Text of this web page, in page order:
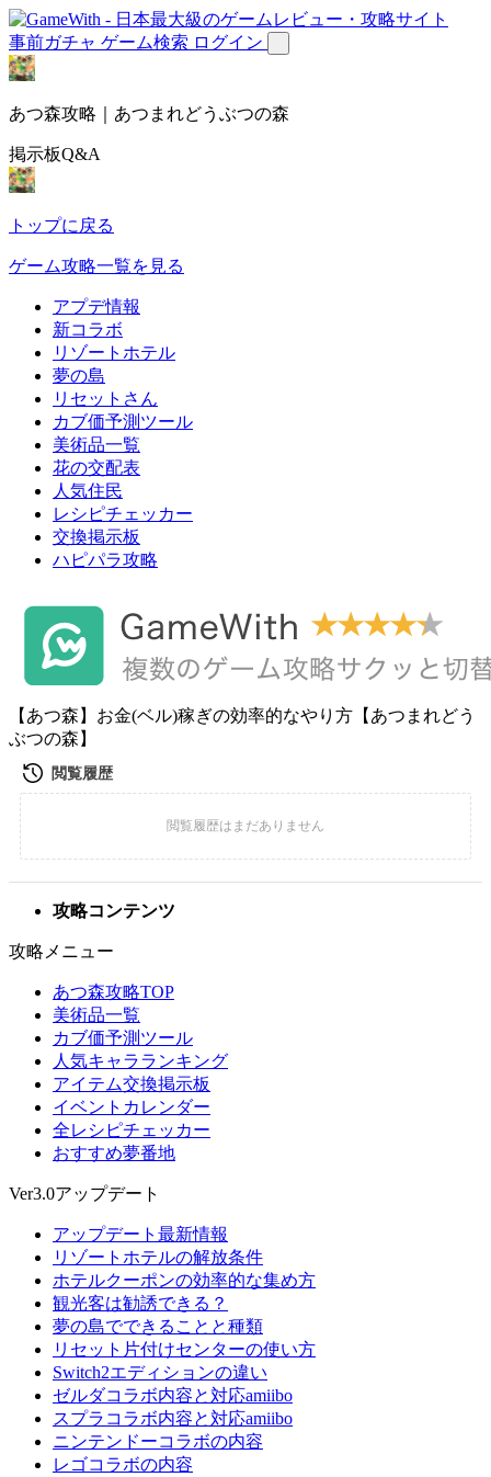
事前ガチャ ゲーム検索 ログイン
あつ森攻略｜あつまれどうぶつの森
掲示板Q&A
トップに戻る
ゲーム攻略一覧を見る
アプデ情報
新コラボ
リゾートホテル
夢の島
リセットさん
カブ価予測ツール
美術品一覧
花の交配表
人気住民
レシピチェッカー
交換掲示板
ハピパラ攻略
【あつ森】お金(ベル)稼ぎの効率的なやり方【あつまれどう
ぶつの森】
攻略コンテンツ
攻略メニュー
あつ森攻略TOP
美術品一覧
カブ価予測ツール
人気キャラランキング
アイテム交換掲示板
イベントカレンダー
全レシピチェッカー
おすすめ夢番地
Ver3.0アップデート
アップデート最新情報
リゾートホテルの解放条件
ホテルクーポンの効率的な集め方
観光客は勧誘できる？
夢の島でできることと種類
リセット片付けセンターの使い方
Switch2エディションの違い
ゼルダコラボ内容と対応amiibo
スプラコラボ内容と対応amiibo
ニンテンドーコラボの内容
レゴコラボの内容